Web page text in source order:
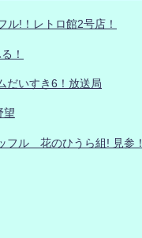
ル!！レトロ館2号店！
！
だいすき6！放送局
望
フル 花のひうら組! 見参！